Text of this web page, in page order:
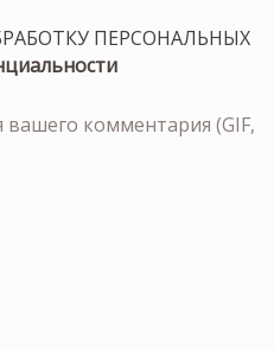
ПЕРСОНАЛЬНЫХ
комментария (GIF,